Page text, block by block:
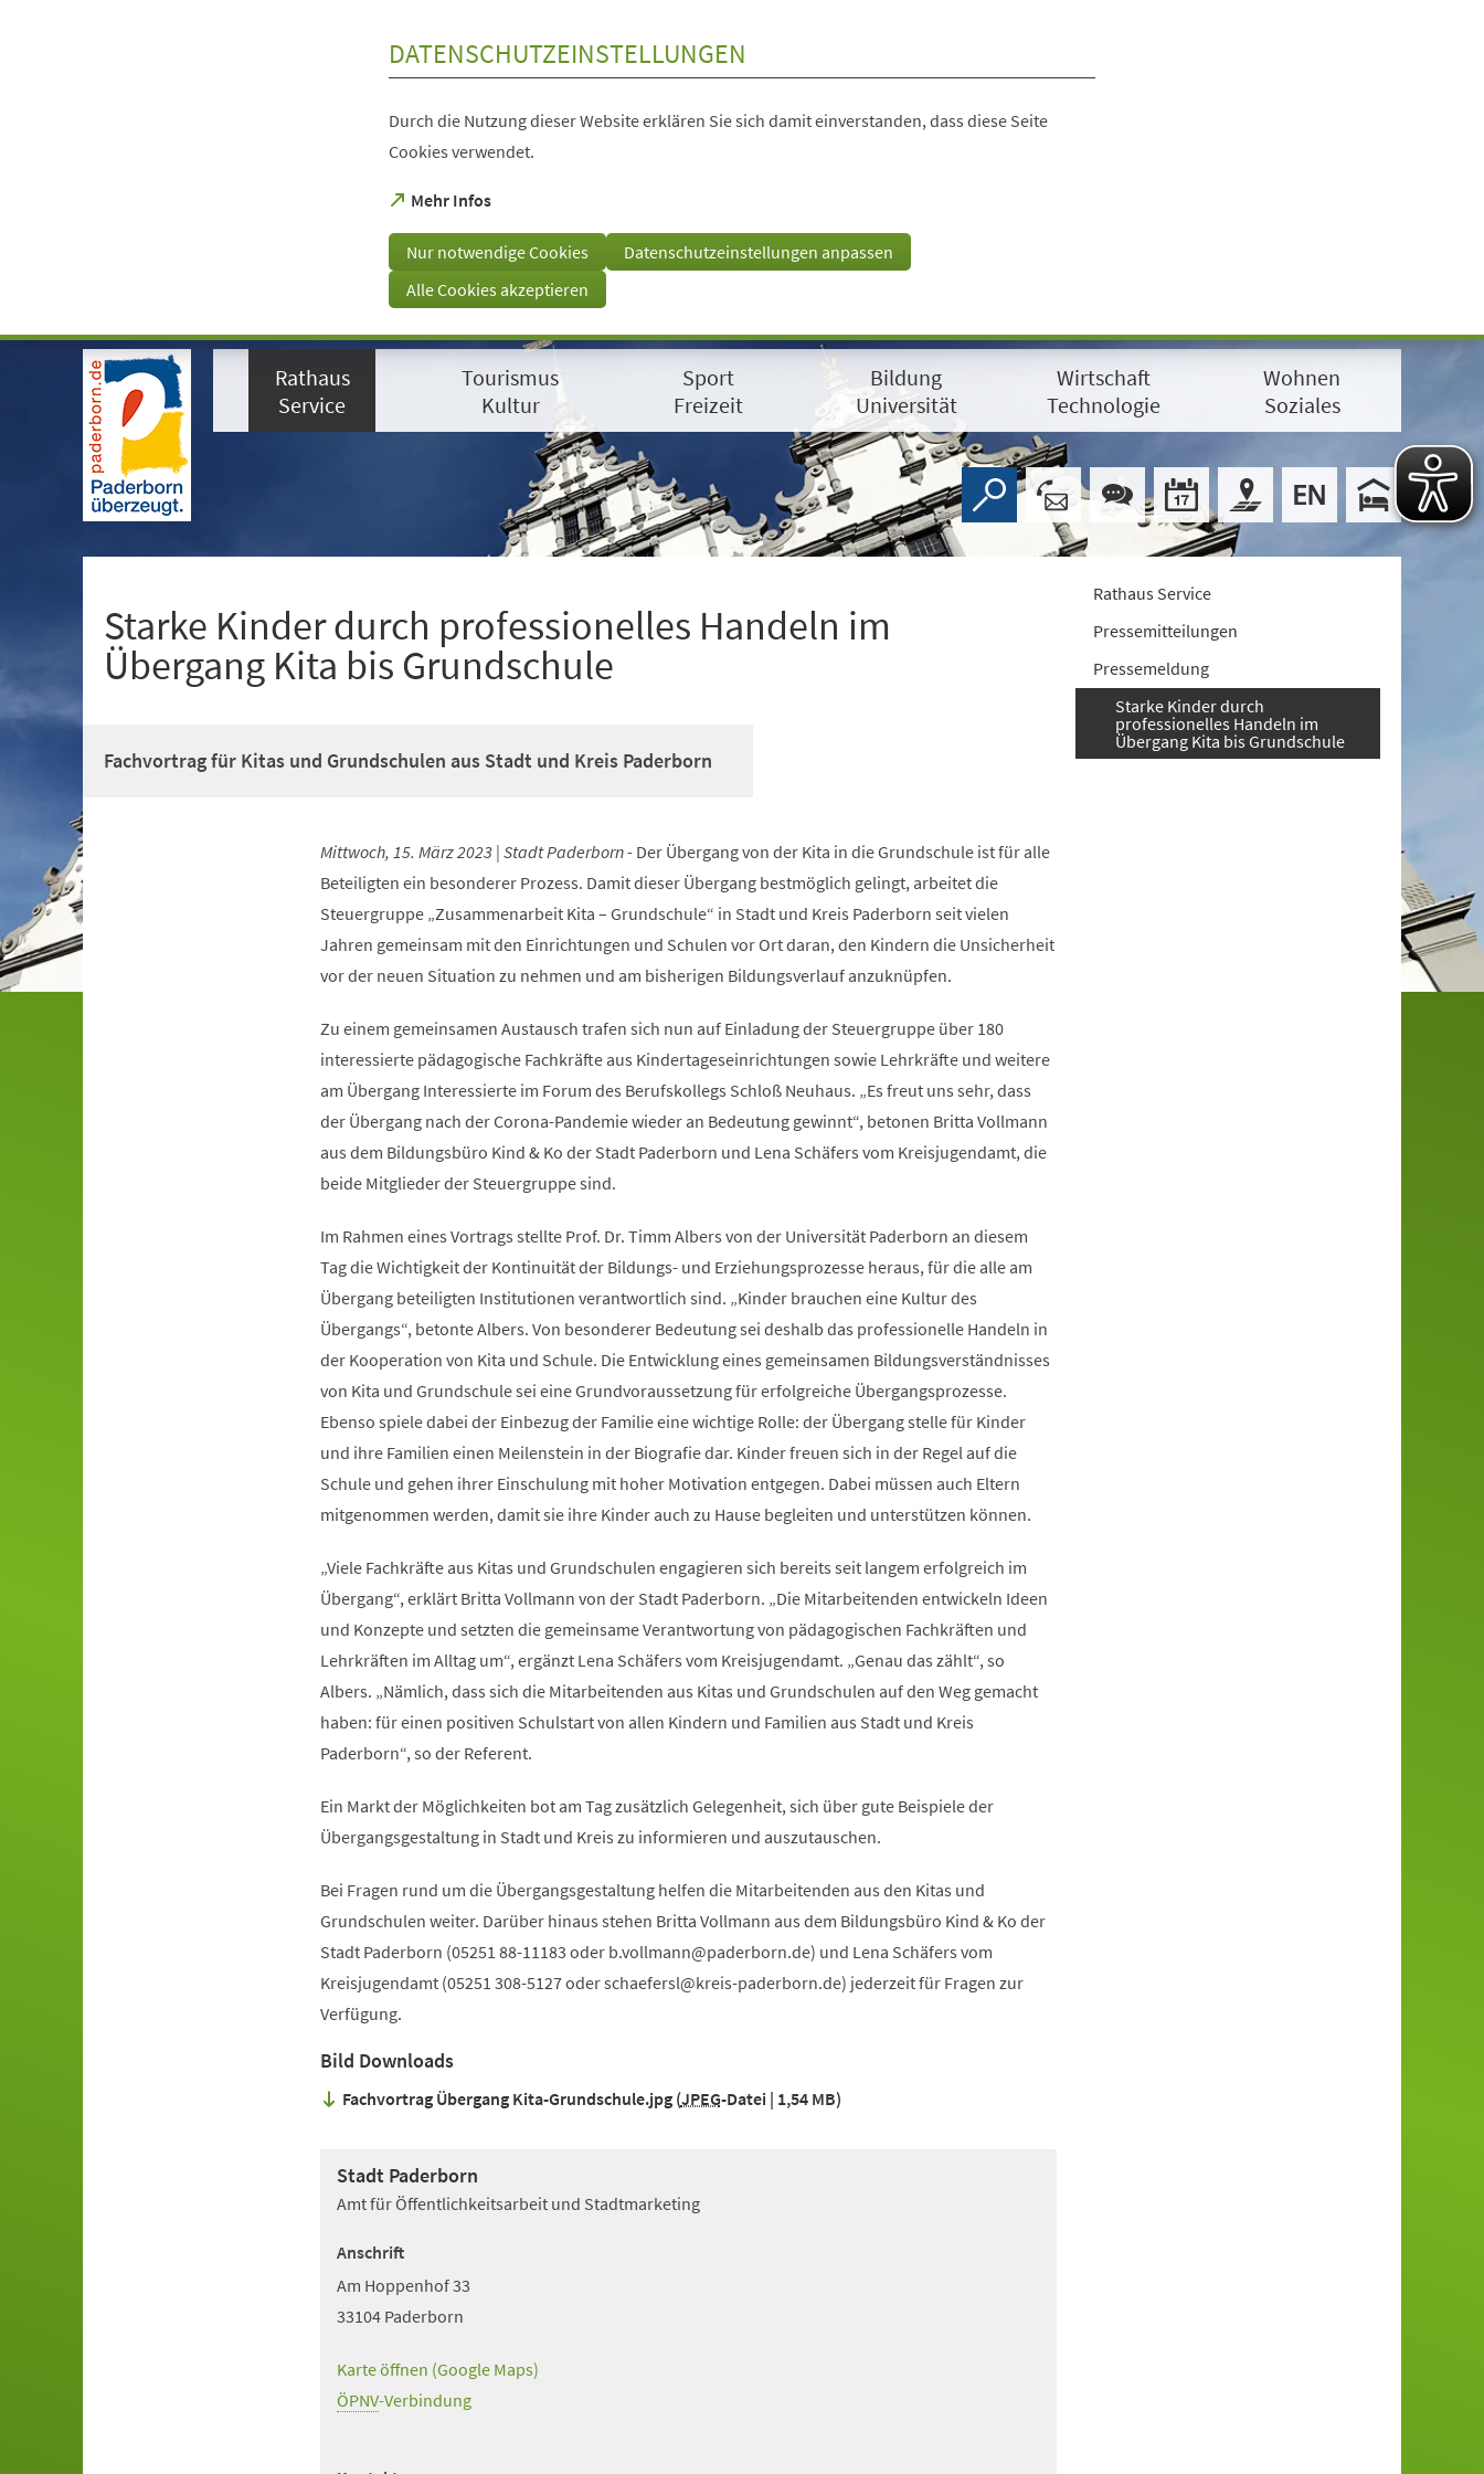
Assistenzsoftware
DATENSCHUTZEINSTELLUNGEN
Durch die Nutzung dieser Website erklären Sie sich damit einverstanden, dass diese Seite
Cookies verwendet.
Mehr Infos
(Öffnet
einem
neuen
Tab)
Nur notwendige Cookies
Datenschutzeinstellungen anpassen
Alle Cookies akzeptieren
Rathaus
Service
Tourismus
Kultur
Sport
Freizeit
Bildung
Universität
Wirtschaft
Technologie
Wohnen
Soziales
Starke Kinder durch professionelles Handeln im
Übergang Kita bis Grundschule
Fachvortrag für Kitas und Grundschulen aus Stadt und Kreis Paderborn
Mittwoch, 15. März 2023 | Stadt Paderborn - Der Übergang von der Kita in die Grundschule ist für alle
Beteiligten ein besonderer Prozess. Damit dieser Übergang bestmöglich gelingt, arbeitet die
Steuergruppe „Zusammenarbeit Kita – Grundschule“ in Stadt und Kreis Paderborn seit vielen
Jahren gemeinsam mit den Einrichtungen und Schulen vor Ort daran, den Kindern die Unsicherheit
vor der neuen Situation zu nehmen und am bisherigen Bildungsverlauf anzuknüpfen.
Zu einem gemeinsamen Austausch trafen sich nun auf Einladung der Steuergruppe über 180
interessierte pädagogische Fachkräfte aus Kindertageseinrichtungen sowie Lehrkräfte und weitere
am Übergang Interessierte im Forum des Berufskollegs Schloß Neuhaus. „Es freut uns sehr, dass
der Übergang nach der Corona-Pandemie wieder an Bedeutung gewinnt“, betonen Britta Vollmann
aus dem Bildungsbüro Kind & Ko der Stadt Paderborn und Lena Schäfers vom Kreisjugendamt, die
beide Mitglieder der Steuergruppe sind.
Im Rahmen eines Vortrags stellte Prof. Dr. Timm Albers von der Universität Paderborn an diesem
Tag die Wichtigkeit der Kontinuität der Bildungs- und Erziehungsprozesse heraus, für die alle am
Übergang beteiligten Institutionen verantwortlich sind. „Kinder brauchen eine Kultur des
Übergangs“, betonte Albers. Von besonderer Bedeutung sei deshalb das professionelle Handeln in
der Kooperation von Kita und Schule. Die Entwicklung eines gemeinsamen Bildungsverständnisses
von Kita und Grundschule sei eine Grundvoraussetzung für erfolgreiche Übergangsprozesse.
Ebenso spiele dabei der Einbezug der Familie eine wichtige Rolle: der Übergang stelle für Kinder
und ihre Familien einen Meilenstein in der Biografie dar. Kinder freuen sich in der Regel auf die
Schule und gehen ihrer Einschulung mit hoher Motivation entgegen. Dabei müssen auch Eltern
mitgenommen werden, damit sie ihre Kinder auch zu Hause begleiten und unterstützen können.
„Viele Fachkräfte aus Kitas und Grundschulen engagieren sich bereits seit langem erfolgreich im
Übergang“, erklärt Britta Vollmann von der Stadt Paderborn. „Die Mitarbeitenden entwickeln Ideen
und Konzepte und setzten die gemeinsame Verantwortung von pädagogischen Fachkräften und
Lehrkräften im Alltag um“, ergänzt Lena Schäfers vom Kreisjugendamt. „Genau das zählt“, so
Albers. „Nämlich, dass sich die Mitarbeitenden aus Kitas und Grundschulen auf den Weg gemacht
haben: für einen positiven Schulstart von allen Kindern und Familien aus Stadt und Kreis
Paderborn“, so der Referent.
Ein Markt der Möglichkeiten bot am Tag zusätzlich Gelegenheit, sich über gute Beispiele der
Übergangsgestaltung in Stadt und Kreis zu informieren und auszutauschen.
Bei Fragen rund um die Übergangsgestaltung helfen die Mitarbeitenden aus den Kitas und
Grundschulen weiter. Darüber hinaus stehen Britta Vollmann aus dem Bildungsbüro Kind & Ko der
Stadt Paderborn (05251 88-11183 oder b.vollmann paderborn de) und Lena Schäfers vom
Kreisjugendamt (05251 308-5127 oderschaefersl kreis-paderborn de) jederzeit für Fragen zur
Verfügung.
Bild Downloads
Fachvortrag Übergang Kita-Grundschule.jpg JPEG-Datei 1,54 MB
Stadt Paderborn
Amt für Öffentlichkeitsarbeit und Stadtmarketing
Anschrift
Am Hoppenhof 33
33104 Paderborn
Karte öffnen (Google Maps)
(Öffnet
in
ÖPNV-Verbindung
(Öffnet
Rathaus Service
Pressemitteilungen
Pressemeldung
Starke Kinder durch
professionelles Handeln im
Übergang Kita bis Grundschule